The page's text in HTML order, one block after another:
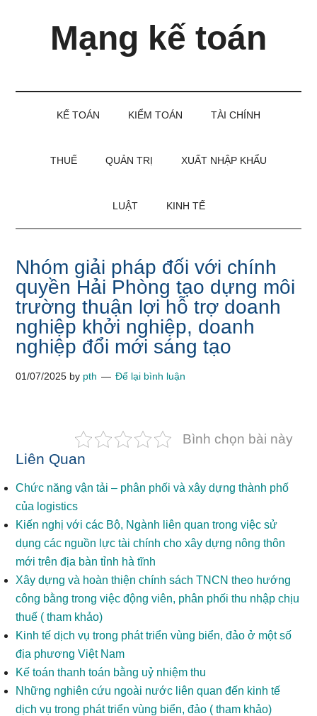
Mạng kế toán
KẾ TOÁN KIỂM TOÁN TÀI CHÍNH
THUẾ QUẢN TRỊ XUẤT NHẬP KHẨU
LUẬT KINH TẾ
Nhóm giải pháp đối với chính
quyền Hải Phòng tạo dựng môi
trường thuận lợi hỗ trợ doanh
nghiệp khởi nghiệp, doanh
nghiệp đổi mới sáng tạo
01/07/2025 by pth Để lại bình luận
Bình chọn bài này
Liên Quan
Chức năng vận tải – phân phối và xây dựng thành phố
của logistics
Kiến nghị với các Bộ, Ngành liên quan trong việc sử
dụng các nguồn lực tài chính cho xây dựng nông thôn
mới trên địa bàn tỉnh hà tĩnh
Xây dựng và hoàn thiện chính sách TNCN theo hướng
công bằng trong việc động viên, phân phối thu nhập chịu
thuế ( tham khảo)
Kinh tế dịch vụ trong phát triển vùng biển, đảo ở một số
địa phương Việt Nam
Kế toán thanh toán bằng uỷ nhiệm thu
Những nghiên cứu ngoài nước liên quan đến kinh tế
dịch vụ trong phát triển vùng biển, đảo ( tham khảo)